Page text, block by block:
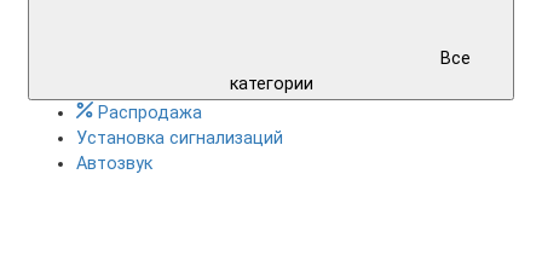
Все
категории
Распродажа
Установка сигнализаций
Автозвук